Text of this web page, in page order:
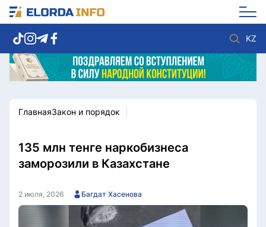
KZ
Новости столицы
Политика
Спорт
Культура
Мнение
Видео
Мир
Этический кодекс
Служу стране
ГлавнаяЗакон и порядок
135 млн тенге наркобизнеса
заморозили в Казахстане
2 июля, 2026 Багдат Хасенова